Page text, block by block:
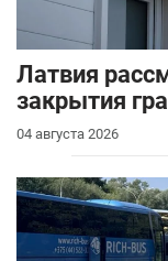
Латвия
закрытия
04 августа 2026